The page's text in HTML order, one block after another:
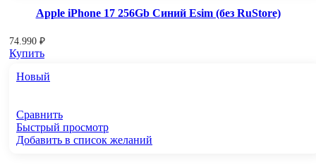
Apple iPhone 17 256Gb Синий Esim (без RuStore)
74.990 ₽
Купить
Новый
Сравнить
Быстрый просмотр
Добавить в список желаний